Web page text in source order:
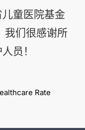
童医院基金
我们很感谢所
员！